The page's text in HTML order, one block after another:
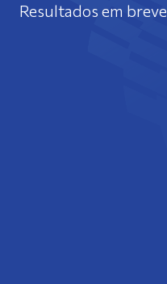
Resultados em breve